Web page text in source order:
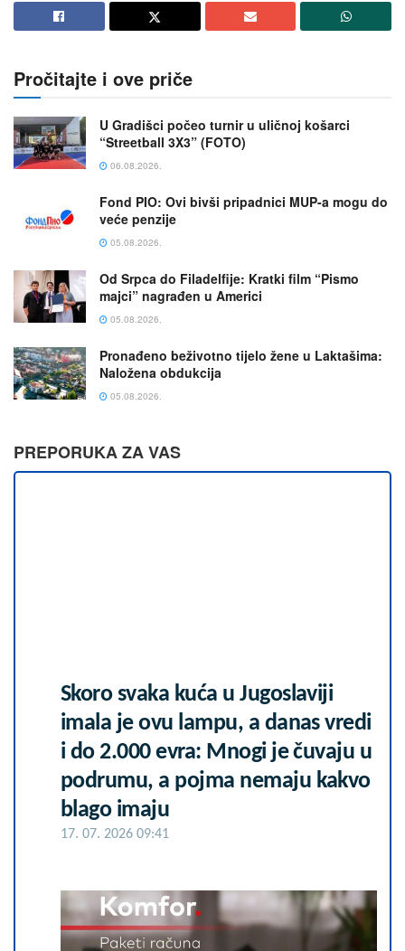
Pročitajte i ove priče
U Gradišci počeo turnir u uličnoj košarci
“Streetball 3X3” (FOTO)
06.08.2026.
Fond PIO: Ovi bivši pripadnici MUP-a mogu do
veće penzije
05.08.2026.
Od Srpca do Filadelfije: Kratki film “Pismo
majci” nagrađen u Americi
05.08.2026.
Pronađeno beživotno tijelo žene u Laktašima:
Naložena obdukcija
05.08.2026.
PREPORUKA ZA VAS
Skoro svaka kuća u Jugoslaviji
imala je ovu lampu, a danas vredi
i do 2.000 evra: Mnogi je čuvaju u
podrumu, a pojma nemaju kakvo
blago imaju
17. 07. 2026 09:41